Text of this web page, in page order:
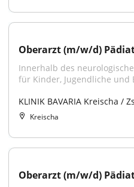
Oberarzt (m/w/d)
Innerhalb des
für Kinder, Jugendliche und
KLINIK BAVARIA Kreischa /
Kreischa
Oberarzt (m/w/d)